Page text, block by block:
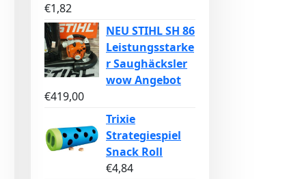
€1,82
NEU STIHL SH 86
Leistungsstarke
r Saughäcksler
wow Angebot
€419,00
Trixie
Strategiespiel
Snack Roll
€4,84